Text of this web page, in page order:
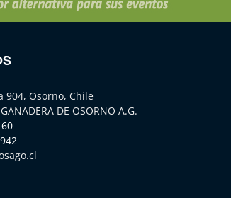
904, Osorno, Chile
DE OSORNO A.G.